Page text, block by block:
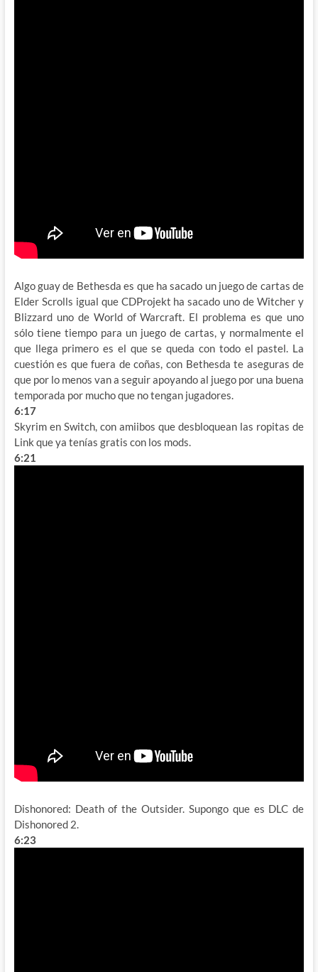
Algo guay de Bethesda es que ha sacado un juego de cartas de
Elder Scrolls igual que CDProjekt ha sacado uno de Witcher y
Blizzard uno de World of Warcraft. El problema es que uno
sólo tiene tiempo para un juego de cartas, y normalmente el
que llega primero es el que se queda con todo el pastel. La
cuestión es que fuera de coñas, con Bethesda te aseguras de
que por lo menos van a seguir apoyando al juego por una buena
temporada por mucho que no tengan jugadores.
6:17
Skyrim en Switch, con amiibos que desbloquean las ropitas de
Link que ya tenías gratis con los mods.
6:21
Dishonored: Death of the Outsider. Supongo que es DLC de
Dishonored 2.
6:23